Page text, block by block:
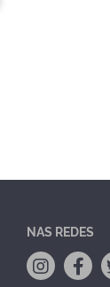
NAS REDES